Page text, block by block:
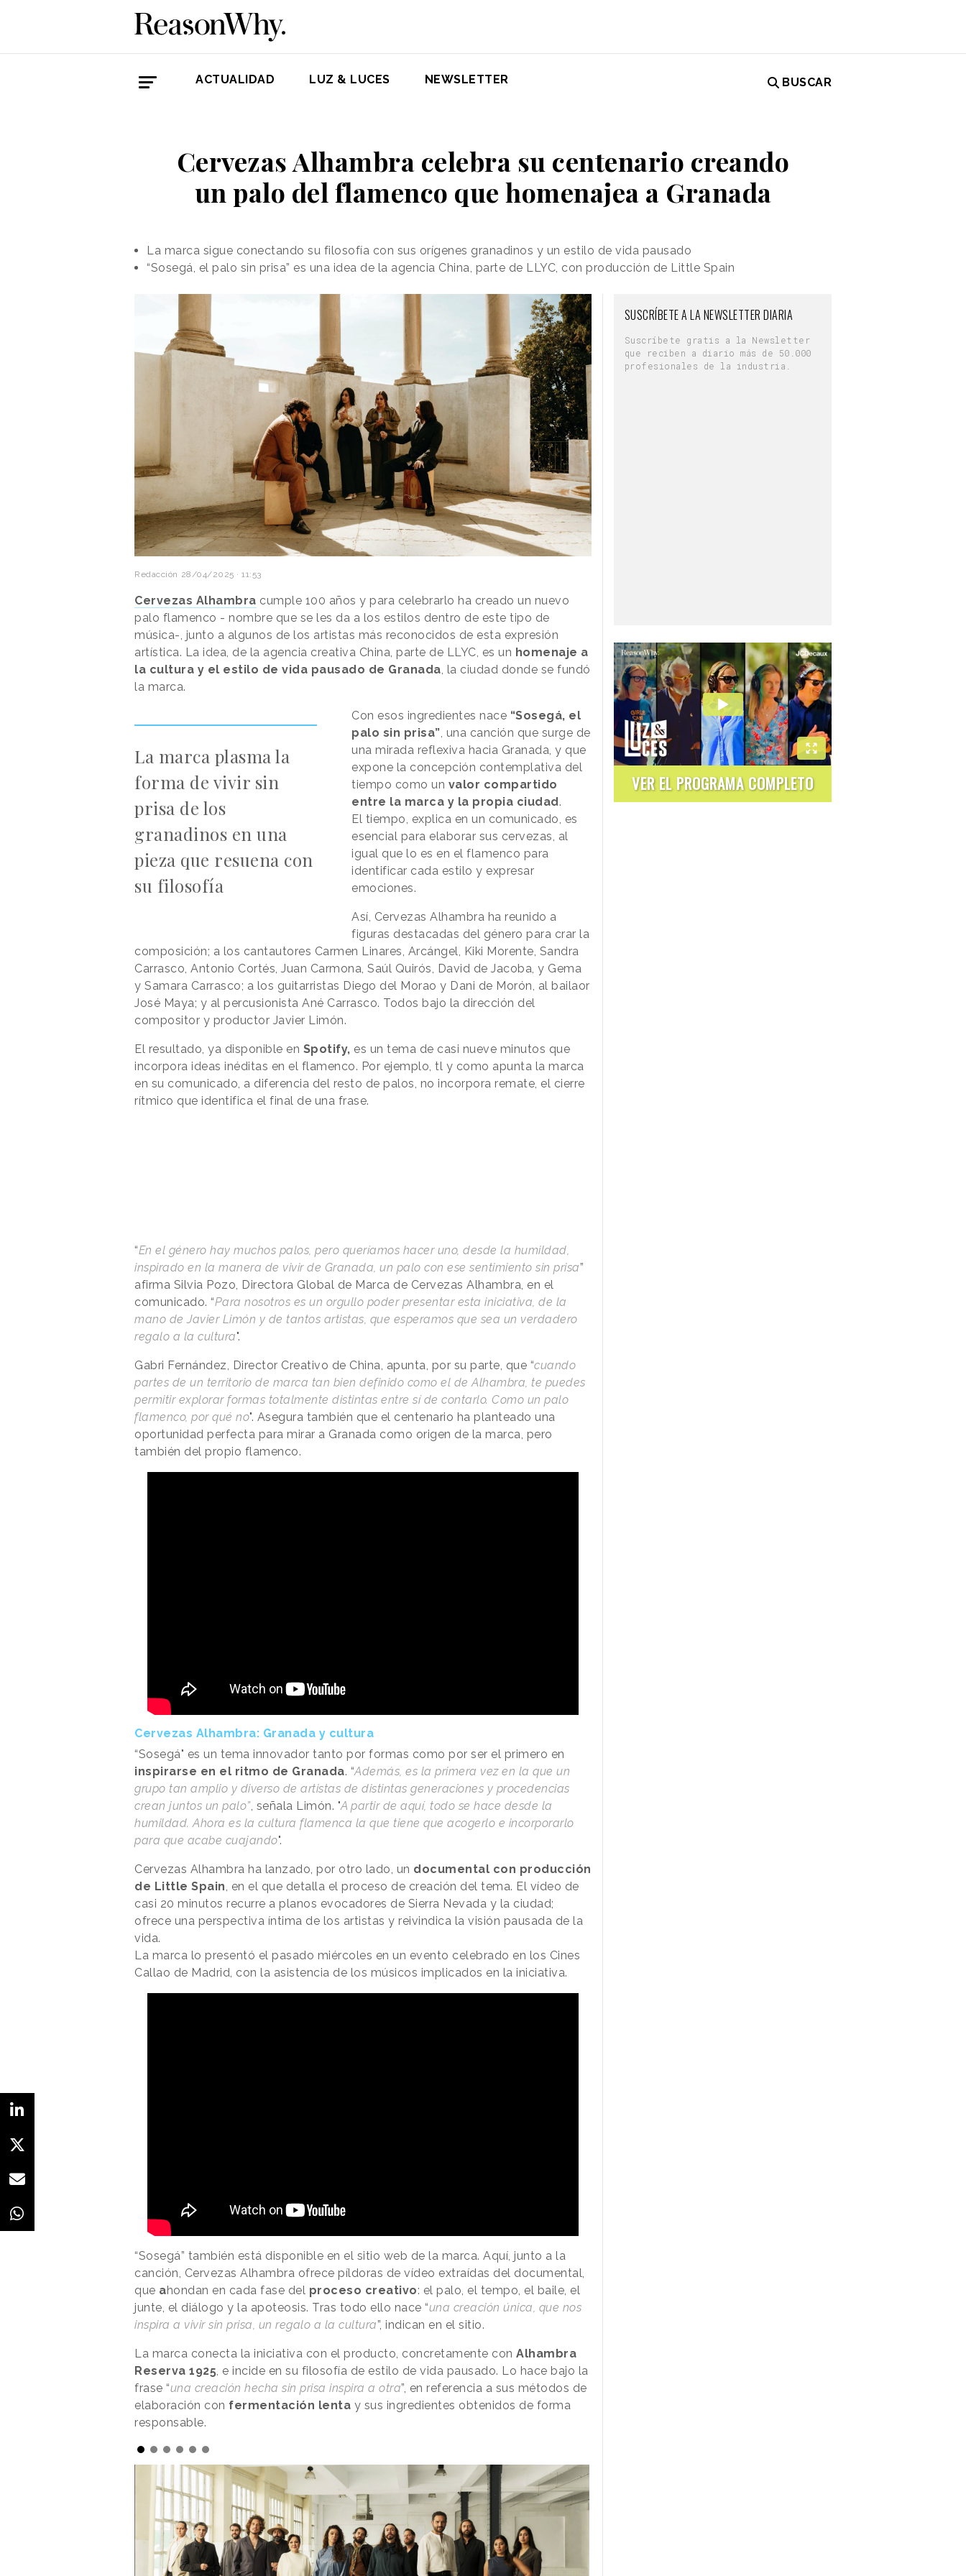
ACTUALIDAD LUZ & LUCES NEWSLETTER BUSCAR
Cervezas Alhambra celebra su centenario creando
un palo del flamenco que homenajea a Granada
La marca sigue conectando su filosofía con sus orígenes granadinos y un estilo de vida pausado
“Sosegá, el palo sin prisa” es una idea de la agencia China, parte de LLYC, con producción de Little Spain
Redacción 28/04/2025 · 11:53
Cervezas Alhambra cumple 100 años y para celebrarlo ha creado un nuevo
palo flamenco - nombre que se les da a los estilos dentro de este tipo de
música-, junto a algunos de los artistas más reconocidos de esta expresión
artística. La idea, de la agencia creativa China, parte de LLYC, es un homenaje a
la cultura y el estilo de vida pausado de Granada, la ciudad donde se fundó
la marca.
La marca plasma la
forma de vivir sin
prisa de los
granadinos en una
pieza que resuena con
su filosofía
Con esos ingredientes nace “Sosegá, el
palo sin prisa”, una canción que surge de
una mirada reflexiva hacia Granada, y que
expone la concepción contemplativa del
tiempo como un valor compartido
entre la marca y la propia ciudad .
El tiempo, explica en un comunicado, es
esencial para elaborar sus cervezas, al
igual que lo es en el flamenco para
identificar cada estilo y expresar
emociones.
Así, Cervezas Alhambra ha reunido a
figuras destacadas del género para crar la
composición; a los cantautores Carmen Linares, Arcángel, Kiki Morente, Sandra
Carrasco, Antonio Cortés, Juan Carmona, Saúl Quirós, David de Jacoba, y Gema
y Samara Carrasco; a los guitarristas Diego del Morao y Dani de Morón, al bailaor
José Maya; y al percusionista Ané Carrasco. Todos bajo la dirección del
compositor y productor Javier Limón.
El resultado, ya disponible en Spotify, es un tema de casi nueve minutos que
incorpora ideas inéditas en el flamenco. Por ejemplo, tl y como apunta la marca
en su comunicado, a diferencia del resto de palos, no incorpora remate, el cierre
rítmico que identifica el final de una frase.
“En el género hay muchos palos, pero queríamos hacer uno, desde la humildad,
inspirado en la manera de vivir de Granada, un palo con ese sentimiento sin prisa”
afirma Silvia Pozo, Directora Global de Marca de Cervezas Alhambra, en el
comunicado. “Para nosotros es un orgullo poder presentar esta iniciativa, de la
mano de Javier Limón y de tantos artistas, que esperamos que sea un verdadero
regalo a la cultura".
Gabri Fernández, Director Creativo de China, apunta, por su parte, que “cuando
partes de un territorio de marca tan bien definido como el de Alhambra, te puedes
permitir explorar formas totalmente distintas entre sí de contarlo. Como un palo
flamenco, por qué no". Asegura también que el centenario ha planteado una
oportunidad perfecta para mirar a Granada como origen de la marca, pero
también del propio flamenco.
Cervezas Alhambra: Granada y cultura
“Sosegá" es un tema innovador tanto por formas como por ser el primero en
inspirarse en el ritmo de Granada. “Además, es la primera vez en la que un
grupo tan amplio y diverso de artistas de distintas generaciones y procedencias
crean juntos un palo”, señala Limón. "A partir de aquí, todo se hace desde la
humildad. Ahora es la cultura flamenca la que tiene que acogerlo e incorporarlo
para que acabe cuajando".
Cervezas Alhambra ha lanzado, por otro lado, un documental con producción
de Little Spain, en el que detalla el proceso de creación del tema. El vídeo de
casi 20 minutos recurre a planos evocadores de Sierra Nevada y la ciudad;
ofrece una perspectiva íntima de los artistas y reivindica la visión pausada de la
vida.
La marca lo presentó el pasado miércoles en un evento celebrado en los Cines
Callao de Madrid, con la asistencia de los músicos implicados en la iniciativa.
“Sosegá” también está disponible en el sitio web de la marca. Aquí, junto a la
canción, Cervezas Alhambra ofrece píldoras de vídeo extraídas del documental,
que ahondan en cada fase del proceso creativo: el palo, el tempo, el baile, el
junte, el diálogo y la apoteosis. Tras todo ello nace “una creación única, que nos
inspira a vivir sin prisa, un regalo a la cultura”, indican en el sitio.
La marca conecta la iniciativa con el producto, concretamente con Alhambra
Reserva 1925, e incide en su filosofía de estilo de vida pausado. Lo hace bajo la
frase “una creación hecha sin prisa inspira a otra”, en referencia a sus métodos de
elaboración con fermentación lenta y sus ingredientes obtenidos de forma
responsable.
SUSCRÍBETE A LA NEWSLETTER DIARIA
Suscríbete gratis a la Newsletter
que reciben a diario más de 50.000
profesionales de la industria.
VER EL PROGRAMA COMPLETO